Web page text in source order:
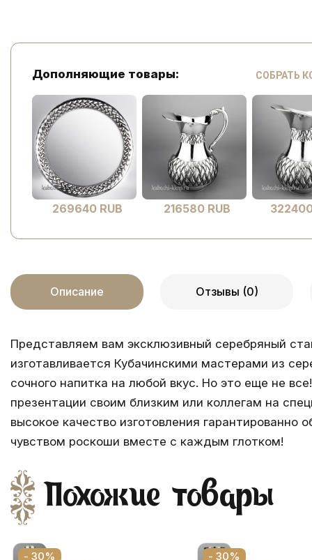
Дополняющие товары: СОБРАТЬ
269640 RUB 216580 RUB
Описание Отзывы (0)
Представляем вам эксклюзивный серебряный
изготавливается Кубачинскими мастерами из
сочного напитка на любой вкус. Но это еще не
презентации своим близким или коллегам на
высокое качество изготовления
чувством роскоши вместе с каждым глотком!
Похожие товары
- 30%
- 30%